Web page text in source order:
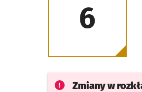
6
Zmiany w